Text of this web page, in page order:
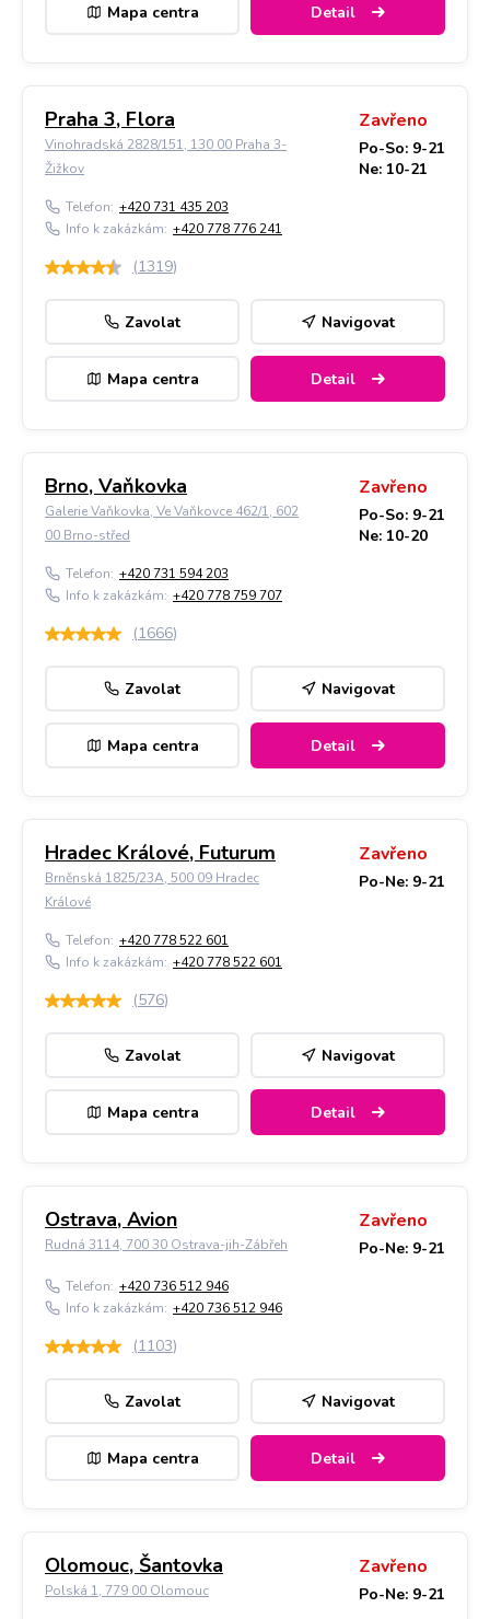
Mapa centra Detail
Praha 3, Flora
Vinohradská 2828/151, 130 00 Praha 3-
Žižkov
Zavřeno
Po-So: 9-21
Ne: 10-21
Telefon: +420 731 435 203
Info k zakázkám: +420 778 776 241
(1319)
Zavolat Navigovat
Mapa centra Detail
Brno, Vaňkovka
Galerie Vaňkovka, Ve Vaňkovce 462/1, 602
00 Brno-střed
Zavřeno
Po-So: 9-21
Ne: 10-20
Telefon: +420 731 594 203
Info k zakázkám: +420 778 759 707
(1666)
Zavolat Navigovat
Mapa centra Detail
Hradec Králové, Futurum
Brněnská 1825/23A, 500 09 Hradec
Králové
Zavřeno
Po-Ne: 9-21
Telefon: +420 778 522 601
Info k zakázkám: +420 778 522 601
(576)
Zavolat Navigovat
Mapa centra Detail
Ostrava, Avion
Rudná 3114, 700 30 Ostrava-jih-Zábřeh
Zavřeno
Po-Ne: 9-21
Telefon: +420 736 512 946
Info k zakázkám: +420 736 512 946
(1103)
Zavolat Navigovat
Mapa centra Detail
Olomouc, Šantovka
Polská 1, 779 00 Olomouc
Zavřeno
Po-Ne: 9-21